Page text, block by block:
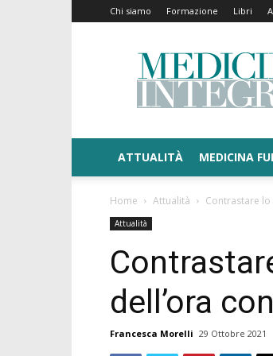
Chi siamo Formazione Libri
Medicina
Integrata
ATTUALITÀ MEDICINA
Home Attualità Contrastare
Attualità
dell’ora
Francesca Morelli 29 Ottobre 2021